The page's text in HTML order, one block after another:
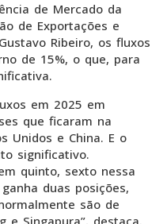
de Mercado da
de Exportações e
Ribeiro, os fluxos
de 15%, o que, para
em 2025 em
que ficaram na
Unidos e China. E o
significativo.
quinto, sexto nessa
duas posições,
são de
e Singapura”, destaca.